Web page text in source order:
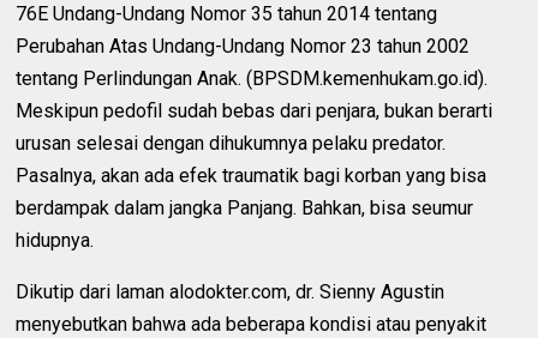
76E Undang-Undang Nomor 35 tahun 2014 tentang
Perubahan Atas Undang-Undang Nomor 23 tahun 2002
tentang Perlindungan Anak. (BPSDM.kemenhukam.go.id).
Meskipun pedofil sudah bebas dari penjara, bukan berarti
urusan selesai dengan dihukumnya pelaku predator.
Pasalnya, akan ada efek traumatik bagi korban yang bisa
berdampak dalam jangka Panjang. Bahkan, bisa seumur
hidupnya.
Dikutip dari laman alodokter.com, dr. Sienny Agustin
menyebutkan bahwa ada beberapa kondisi atau penyakit